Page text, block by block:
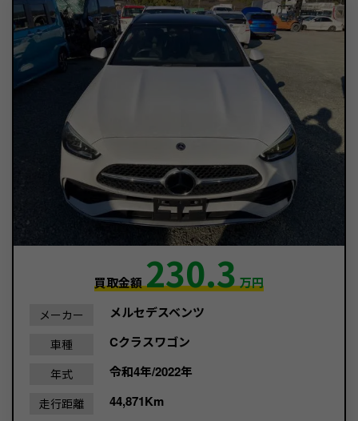
買取金額230.3万円
メーカー メルセデスベンツ
車種 Cクラスワゴン
年式 令和4年/2022年
走行距離 44,871Km